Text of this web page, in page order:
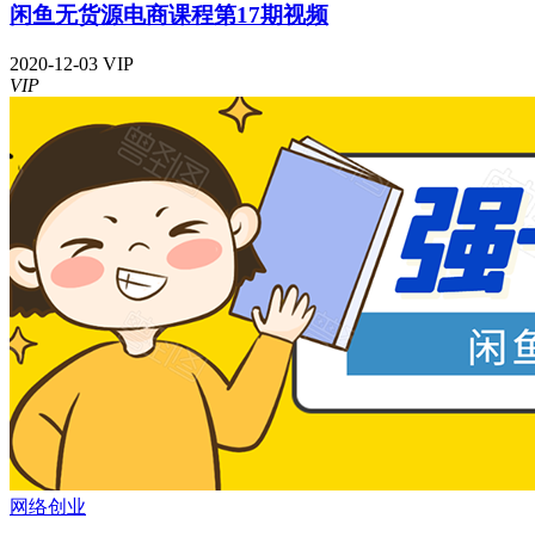
闲鱼无货源电商课程第17期视频
2020-12-03 VIP
VIP
网络创业